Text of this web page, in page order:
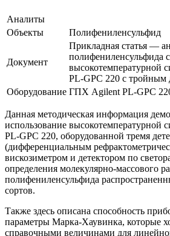
Аналиты
Объекты
Полифениленсульфид
Документ
Прикладная статья —
полифениленсульфида
высокотемпературной
PL-GPC 220 с тройным
Оборудование ГПХ Agilent PL-GPC
Данная методическая информация
использование
PL-GPC 220, оборудованной тремя
(дифференциальным
вискозиметром и детектором по
определения молекулярно-массового
полифениленсульфида
сортов.
Также здесь описана способность
параметры Марка-Хаувинка, которые
справочными величинами для